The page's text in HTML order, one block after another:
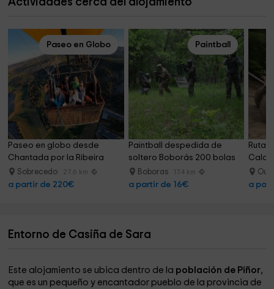
Paseo en Globo
Paseo en globo desde
Chantada por la Ribeira
Sacra
Sobrecedo 27.6 km
a partir de 220€
Paintball
Paintball despedida de
soltero Boborás 200 bolas
Boboras 17.4 km
a partir de 16€
Ruta
a
Entorno de Casiña de Sara
Este alojamiento se ubica dentro de la población de Piñor,
que es un pequeño y encantador pueblo de la provincia de